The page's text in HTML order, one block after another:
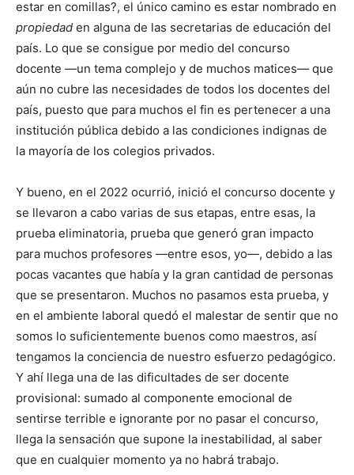
estar en comillas?, el único camino es estar nombrado en
propiedad en alguna de las secretarias de educación del
país. Lo que se consigue por medio del concurso
docente —un tema complejo y de muchos matices— que
aún no cubre las necesidades de todos los docentes del
país, puesto que para muchos el fin es pertenecer a una
institución pública debido a las condiciones indignas de
la mayoría de los colegios privados.
Y bueno, en el 2022 ocurrió, inició el concurso docente y
se llevaron a cabo varias de sus etapas, entre esas, la
prueba eliminatoria, prueba que generó gran impacto
para muchos profesores —entre esos, yo—, debido a las
pocas vacantes que había y la gran cantidad de personas
que se presentaron. Muchos no pasamos esta prueba, y
en el ambiente laboral quedó el malestar de sentir que no
somos lo suficientemente buenos como maestros, así
tengamos la conciencia de nuestro esfuerzo pedagógico.
Y ahí llega una de las dificultades de ser docente
provisional: sumado al componente emocional de
sentirse terrible e ignorante por no pasar el concurso,
llega la sensación que supone la inestabilidad, al saber
que en cualquier momento ya no habrá trabajo.